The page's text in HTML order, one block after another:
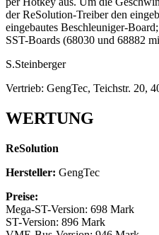
der ReSolution-Treiber den
eingebautes Beschleuniger-
SST-Boards (68030 und 68882
S.Steinberger
Vertrieb: GengTec, Teichstr. 20,
WERTUNG
ReSolution
Hersteller: GengTec
Preise:
Mega-ST-Version: 698 Mark
ST-Version: 896 Mark